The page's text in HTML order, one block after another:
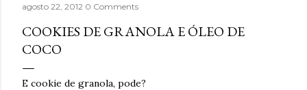
agosto 22, 2012 0 Comments
COOKIES DE GRANOLA E ÓLEO DE
COCO
E cookie de granola, pode?